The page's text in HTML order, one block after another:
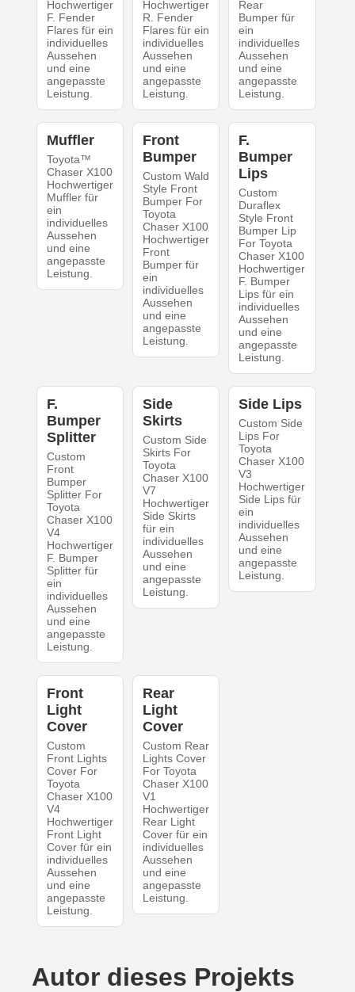
Hochwertiger
F. Fender
Flares für ein
individuelles
Aussehen
und eine
angepasste
Leistung.
Hochwertiger
R. Fender
Flares für ein
individuelles
Aussehen
und eine
angepasste
Leistung.
Rear
Bumper für
ein
individuelles
Aussehen
und eine
angepasste
Leistung.
Muffler
Toyota™
Chaser X100
Hochwertiger
Muffler für
ein
individuelles
Aussehen
und eine
angepasste
Leistung.
Front
Bumper
Custom Wald
Style Front
Bumper For
Toyota
Chaser X100
Hochwertiger
Front
Bumper für
ein
individuelles
Aussehen
und eine
angepasste
Leistung.
F.
Bumper
Lips
Custom
Duraflex
Style Front
Bumper Lip
For Toyota
Chaser X100
Hochwertiger
F. Bumper
Lips für ein
individuelles
Aussehen
und eine
angepasste
Leistung.
F.
Bumper
Splitter
Custom
Front
Bumper
Splitter For
Toyota
Chaser X100
V4
Hochwertiger
F. Bumper
Splitter für
ein
individuelles
Aussehen
und eine
angepasste
Leistung.
Side
Skirts
Custom Side
Skirts For
Toyota
Chaser X100
V7
Hochwertiger
Side Skirts
für ein
individuelles
Aussehen
und eine
angepasste
Leistung.
Side Lips
Custom Side
Lips For
Toyota
Chaser X100
V3
Hochwertiger
Side Lips für
ein
individuelles
Aussehen
und eine
angepasste
Leistung.
Front
Light
Cover
Custom
Front Lights
Cover For
Toyota
Chaser X100
V4
Hochwertiger
Front Light
Cover für ein
individuelles
Aussehen
und eine
angepasste
Leistung.
Rear
Light
Cover
Custom Rear
Lights Cover
For Toyota
Chaser X100
V1
Hochwertiger
Rear Light
Cover für ein
individuelles
Aussehen
und eine
angepasste
Leistung.
Autor dieses Projekts